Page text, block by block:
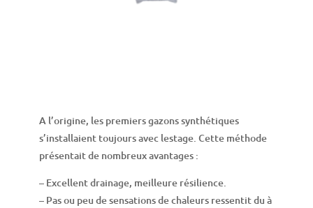
A l’origine, les premiers gazons synthétiques
s’installaient toujours avec lestage. Cette méthode
présentait de nombreux avantages :
– Excellent drainage, meilleure résilience.
– Pas ou peu de sensations de chaleurs ressentit du à